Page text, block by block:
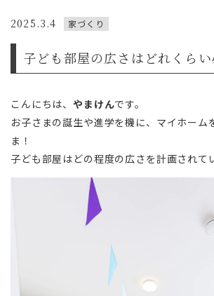
2025.3.4 家づくり
子ども部屋の広さはどれくらい
こんにちは、やまけんです。
お子さまの誕生や進学を機に、マイホーム
ま！
子ども部屋はどの程度の広さを計画されて